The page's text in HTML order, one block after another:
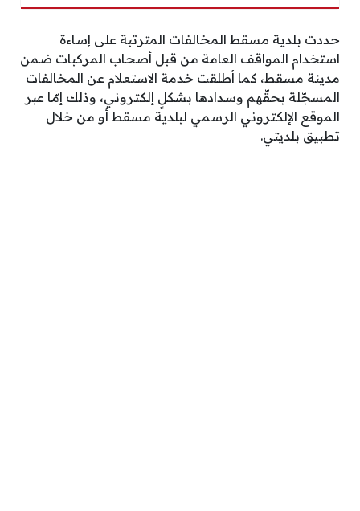
حددت بلدية مسقط المخالفات المترتبة على إساءة
استخدام المواقف العامة من قبل أصحاب المركبات ضمن
مدينة مسقط، كما أطلقت خدمة الاستعلام عن المخالفات
المسجّلة بحقّهم وسدادها بشكلٍ إلكتروني، وذلك إمّا عبر
الموقع الإلكتروني الرسمي لبلدية مسقط أو من خلال
تطبيق بلديتي.